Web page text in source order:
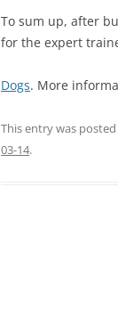
To sum up, after
for the expert
Dogs. More
This entry was posted
03-14.